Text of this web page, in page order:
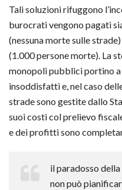
Tali soluzioni rifuggono
burocrati vengono pagati
(nessuna morte sulle
(1.000 persone morte). La
monopoli pubblici portino
insoddisfatti e, nel caso
strade sono gestite dallo
suoi costi col prelievo
e dei profitti sono
il paradosso della
non può